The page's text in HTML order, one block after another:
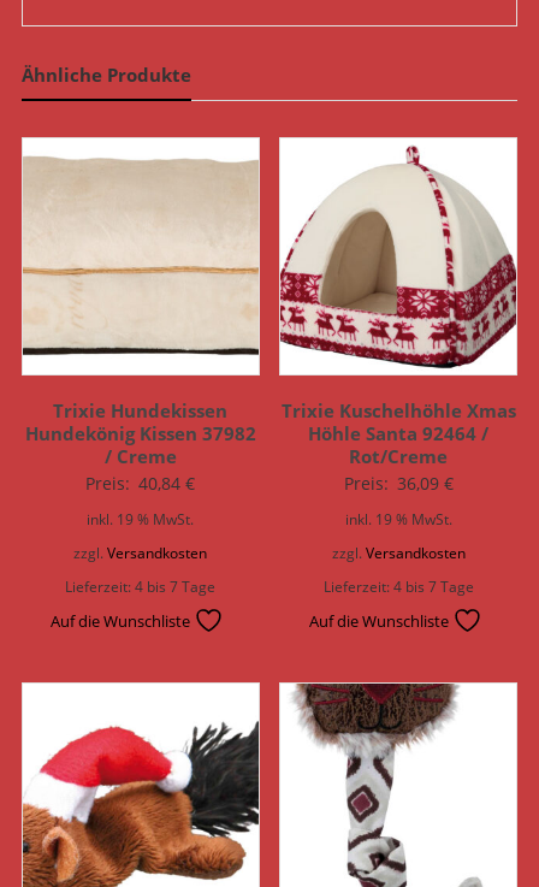
Ähnliche Produkte
Trixie Hundekissen
Hundekönig Kissen 37982
/ Creme
Preis: 40,84€
inkl. 19 % MwSt.
zzgl.Versandkosten
Lieferzeit:4 bis 7 Tage
Auf die Wunschliste
Trixie Kuschelhöhle Xmas
Höhle Santa 92464 /
Rot/Creme
Preis: 36,09 €
inkl. 19 % MwSt.
zzgl. Versandkosten
Lieferzeit:4 bis 7 Tage
Auf die Wunschliste